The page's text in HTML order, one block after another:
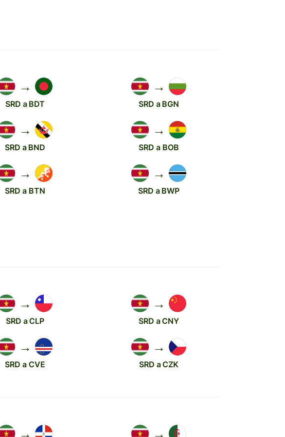
→
SRD a BDT
→
SRD a BGN
→
SRD a BND
→
SRD a BOB
→
SRD a BTN
→
SRD a BWP
→
SRD a CLP
→
SRD a CNY
→
SRD a CVE
→
SRD a CZK
→ →